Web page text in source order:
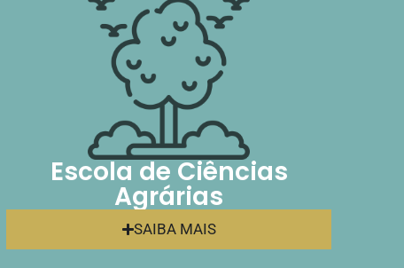
Escola de Ciências
Agrárias
SAIBA MAIS